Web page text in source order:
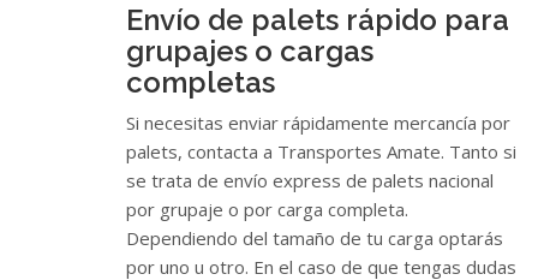
Envío de palets rápido para
grupajes o cargas
completas
Si necesitas enviar rápidamente mercancía por
palets, contacta a Transportes Amate. Tanto si
se trata de envío express de palets nacional
por grupaje o por carga completa.
Dependiendo del tamaño de tu carga optarás
por uno u otro. En el caso de que tengas dudas